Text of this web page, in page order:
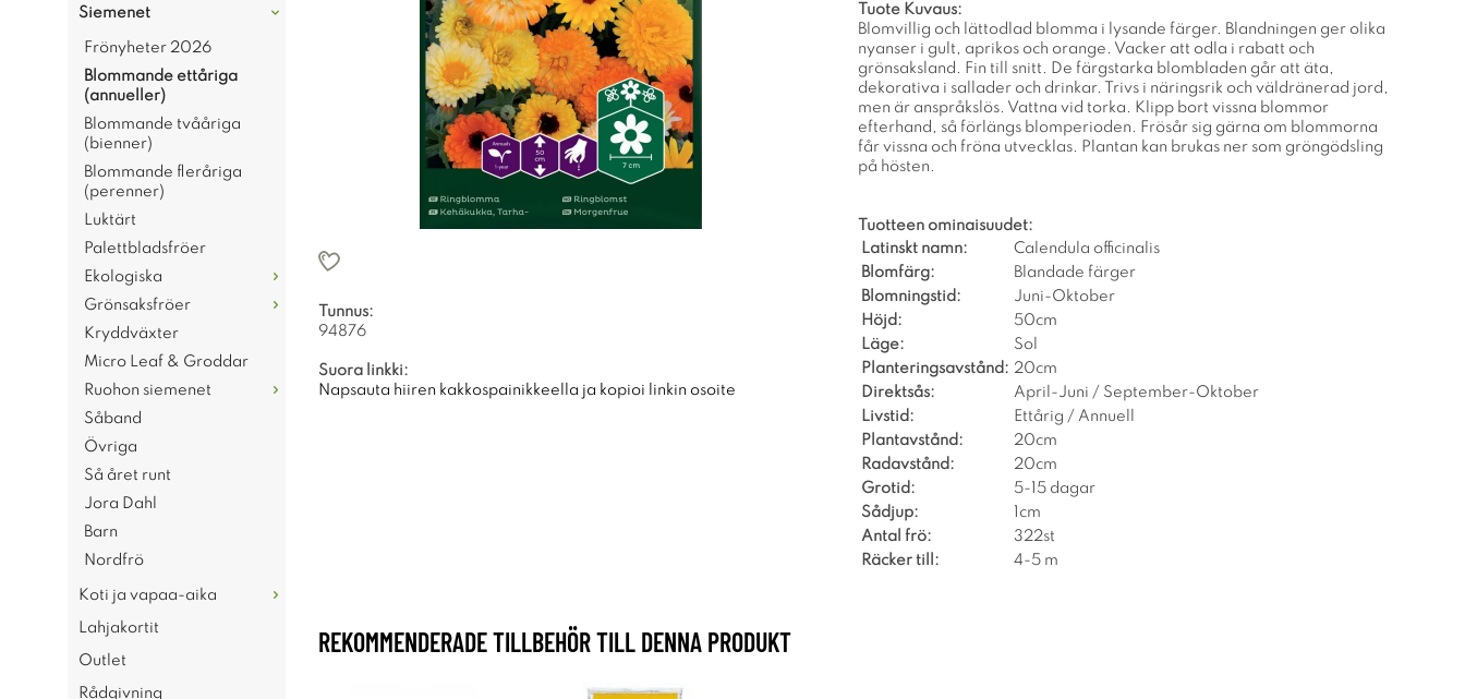
Siemenet
Frönyheter 2026
Blommande ettåriga
(annueller)
Blommande tvååriga
(bienner)
Blommande fleråriga
(perenner)
Luktärt
Palettbladsfröer
Ekologiska
Grönsaksfröer
Kryddväxter
Micro Leaf & Groddar
Ruohon siemenet
Såband
Övriga
Så året runt
Jora Dahl
Barn
Nordfrö
Koti ja vapaa-aika
Lahjakortit
Outlet
Rådgivning
Tuote Kuvaus:
Blomvillig och lättodlad blomma i lysande färger. Blandningen ger olika
nyanser i gult, aprikos och orange. Vacker att odla i rabatt och
grönsaksland. Fin till snitt. De färgstarka blombladen går att äta,
dekorativa i sallader och drinkar. Trivs i näringsrik och väldränerad jord,
men är anspråkslös. Vattna vid torka. Klipp bort vissna blommor
efterhand, så förlängs blomperioden. Frösår sig gärna om blommorna
får vissna och fröna utvecklas. Plantan kan brukas ner som gröngödsling
på hösten.
Tuotteen ominaisuudet:
Latinskt namn:
Calendula officinalis
Blomfärg:
Blandade färger
Blomningstid:
Juni-Oktober
Höjd:
50cm
Läge:
Sol
Planteringsavstånd: 20cm
Direktsås:
April-Juni / September-Oktober
Livstid:
Ettårig / Annuell
Plantavstånd:
20cm
Radavstånd:
20cm
Grotid:
5-15 dagar
Sådjup:
1cm
Antal frö:
322st
Räcker till:
4-5 m
Tunnus:
94876
Suora linkki:
Napsauta hiiren kakkospainikkeella ja kopioi linkin osoite
REKOMMENDERADE TILLBEHÖR TILL DENNA PRODUKT